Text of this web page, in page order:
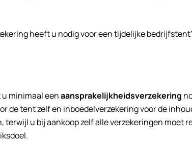
heeft u nodig voor een tijdelijke
minimaal eenaansprakelijkheidsverzekering
de tent zelf en inboedelverzekering voor de
terwijl u bij aankoop zelf alle verzekeringen moet